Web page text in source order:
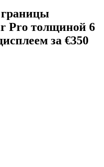
границы
Pro толщиной 6
за €350